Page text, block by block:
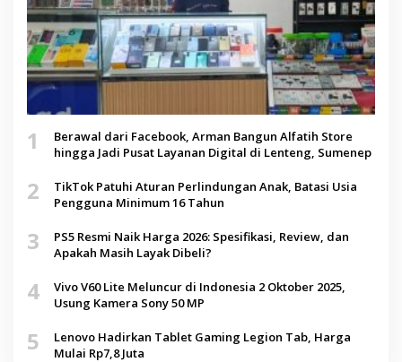
1
Berawal dari Facebook, Arman Bangun Alfatih Store
hingga Jadi Pusat Layanan Digital di Lenteng, Sumenep
2
TikTok Patuhi Aturan Perlindungan Anak, Batasi Usia
Pengguna Minimum 16 Tahun
3
PS5 Resmi Naik Harga 2026: Spesifikasi, Review, dan
Apakah Masih Layak Dibeli?
4
Vivo V60 Lite Meluncur di Indonesia 2 Oktober 2025,
Usung Kamera Sony 50 MP
5
Lenovo Hadirkan Tablet Gaming Legion Tab, Harga
Mulai Rp7,8 Juta